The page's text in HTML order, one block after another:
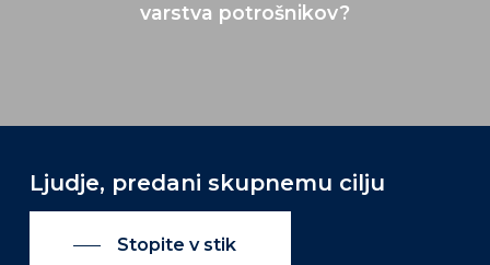
varstva potrošnikov?
Ljudje, predani skupnemu cilju
Stopite v stik